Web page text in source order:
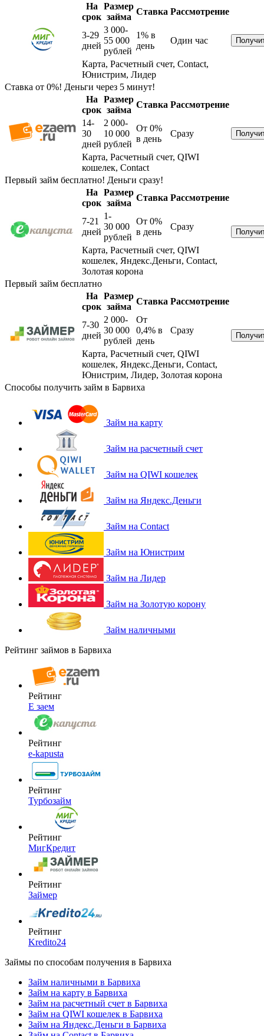
На
срок
Размер
займа
Ставка Рассмотрение
3-29
дней
3 000-
55 000
рублей
1% в
день
Один час
Карта, Расчетный счет, Contact,
Юнистрим, Лидер
Ставка от 0%! Деньги через 5 минут!
На
срок
Размер
займа
Ставка Рассмотрение
14-
30
дней
2 000-
10 000
рублей
От 0%
в день
Сразу
Карта, Расчетный счет, QIWI
кошелек, Contact
Первый займ бесплатно! Деньги сразу!
На
срок
Размер
займа
Ставка Рассмотрение
7-21
дней
1-
30 000
рублей
От 0%
в день
Сразу
Карта, Расчетный счет, QIWI
кошелек, Яндекс.Деньги, Contact,
Золотая корона
Первый займ бесплатно
На
срок
Размер
займа
Ставка Рассмотрение
7-30
дней
2 000-
30 000
рублей
От
0,4% в
день
Сразу
Карта, Расчетный счет, QIWI
кошелек, Яндекс.Деньги, Contact,
Юнистрим, Лидер, Золотая корона
Способы получить займ в Барвиха
Займ на карту
Займ на расчетный счет
Займ на QIWI кошелек
Займ на Яндекс.Деньги
Займ на Contact
Займ на Юнистрим
Займ на Лидер
Займ на Золотую корону
Займ наличными
Рейтинг займов в Барвиха
Рейтинг
Е заем
Рейтинг
e-kapusta
Рейтинг
Турбозайм
Рейтинг
МигКредит
Рейтинг
Займер
Рейтинг
Kredito24
Займы по способам получения в Барвиха
Займ наличными в Барвиха
Займ на карту в Барвиха
Займ на расчетный счет в Барвиха
Займ на QIWI кошелек в Барвиха
Займ на Яндекс.Деньги в Барвиха